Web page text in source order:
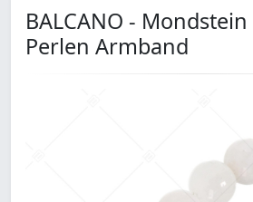
BALCANO -
Perlen Armband